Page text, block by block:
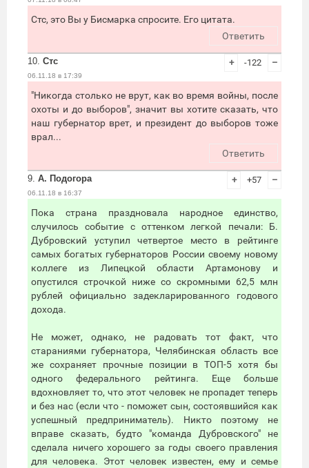
Стс, это Вы у Бисмарка спросите. Его цитата.
Ответить
10. Стс
06.11.18 в 17:39
+ -122 –
"Никогда столько не врут, как во время войны, после
охоты и до выборов", значит вы хотите сказать, что
наш губернатор врет, и президент до выборов тоже
врал...
Ответить
9. А. Подогора
06.11.18 в 16:37
+ +57 –
Пока страна праздновала народное единство,
случилось событие с оттенком легкой печали: Б.
Дубровский уступил четвертое место в рейтинге
самых богатых губернаторов России своему новому
коллеге из Липецкой области Артамонову и
опустился строчкой ниже со скромными 62,5 млн
рублей официально задекларированного годового
дохода.
Не может, однако, не радовать тот факт, что
стараниями губернатора, Челябинская область все
же сохраняет прочные позиции в ТОП-5 хотя бы
одного федерального рейтинга. Еще больше
вдохновляет то, что этот человек не пропадет теперь
и без нас (если что - поможет сын, состоявшийся как
успешный предприниматель). Никто поэтому не
вправе сказать, будто "команда Дубровского" не
сделала ничего хорошего за годы своего правления
для человека. Этот человек известен, ему и семье